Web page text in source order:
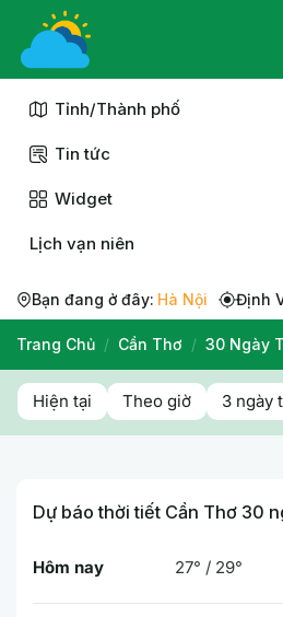
Chuyển
nội
Tỉnh/Thành phố
Tin tức
Widget
Lịch vạn niên
Bạn đang ở đây: Hà Nội Định
Trang Chủ / Cần Thơ / 30 Ngày
Hiện tại Theo giờ 3 ngày
Dự báo thời tiết Cần Thơ 30
Hôm nay 27° / 29°